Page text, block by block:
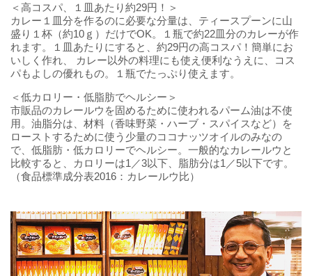
＜高コスパ、１皿あたり約29円！＞
カレー１皿分を作るのに必要な分量は、ティースプーンに山
盛り１杯（約10ｇ）だけでOK。１瓶で約22皿分のカレーが作
れます。１皿あたりにすると、約29円の高コスパ！簡単にお
いしく作れ、 カレー以外の料理にも使え便利なうえに、コス
パもよしの優れもの。１瓶でたっぷり使えます。
＜低カロリー・低脂肪でヘルシー＞
市販品のカレールウを固めるために使われるパーム油は不使
用。油脂分は、材料（香味野菜・ハーブ・スパイスなど）を
ローストするために使う少量のココナッツオイルのみなの
で、低脂肪・低カロリーでヘルシー。一般的なカレールウと
比較すると、カロリーは1／3以下、脂肪分は1／5以下です。
（食品標準成分表2016：カレールウ比）